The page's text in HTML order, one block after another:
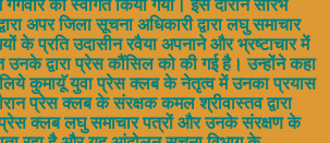
का स्वागत किया गया। इस दौरान सौरभ
अपर जिला सूचना अधिकारी द्वारा लघु समाचार
के प्रति उदासीन रवैया अपनाने और भ्रष्टाचार में
उनके द्वारा प्रेस कौंसिल को की गई है। उन्होंने कहा
कुमायूॅ युवा प्रेस क्लब के नेतृत्व में उनका प्रयास
प्रेस क्लब के संरक्षक कमल श्रीवास्तव द्वारा
प्रेस क्लब लघु समाचार पत्रों और उनके संरक्षण के